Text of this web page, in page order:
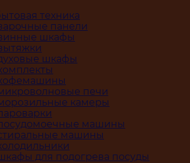
техника
панели
шкафы
шкафы
печи
камеры
машины
машины
для подогрева посуды